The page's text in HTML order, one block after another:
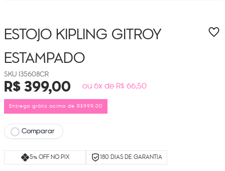
ESTOJO KIPLING GITROY
ESTAMPADO
I35608CR
R$399,00 ou 6x de R$ 66,50
Entrega grátis acima de R$999,00
Comparar
5% OFF NO PIX 180 DIAS DE GARANTIA